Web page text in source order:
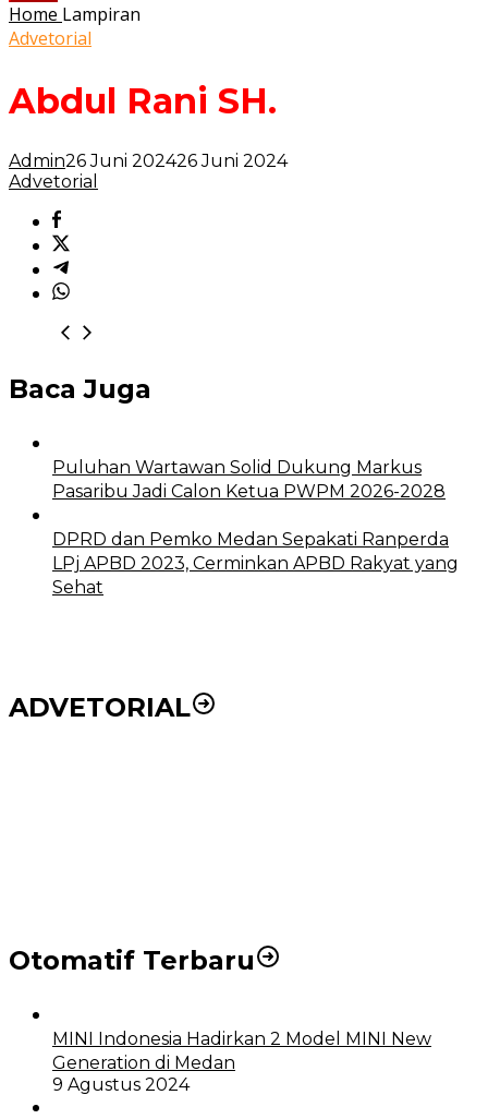
Home Lampiran
Advetorial
Abdul Rani SH.
Admin26 Juni 202426 Juni 2024
Advetorial
Baca Juga
Puluhan Wartawan Solid Dukung Markus
Pasaribu Jadi Calon Ketua PWPM 2026-2028
DPRD dan Pemko Medan Sepakati Ranperda
LPj APBD 2023, Cerminkan APBD Rakyat yang
Sehat
ADVETORIAL
Otomatif Terbaru
MINI Indonesia Hadirkan 2 Model MINI New
Generation di Medan
9 Agustus 2024